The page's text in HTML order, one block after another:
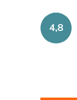
d
a
p
4,8